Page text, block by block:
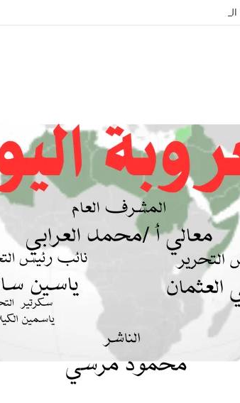
وحلقة بعنوان *اتفاقية مكة للدفاع المشترك”